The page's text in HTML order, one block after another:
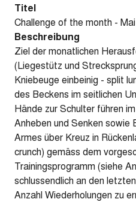
Titel
Challenge of the month -
Beschreibung
Ziel der monatlichen
(Liegestütz und
Kniebeuge einbeinig - split
des Beckens im seitlichen
Hände zur Schulter führen
Anheben und Senken sowie
Armes über Kreuz in
crunch) gemäss dem
Trainingsprogramm (siehe
schlussendlich an den
Anzahl Wiederholungen zu